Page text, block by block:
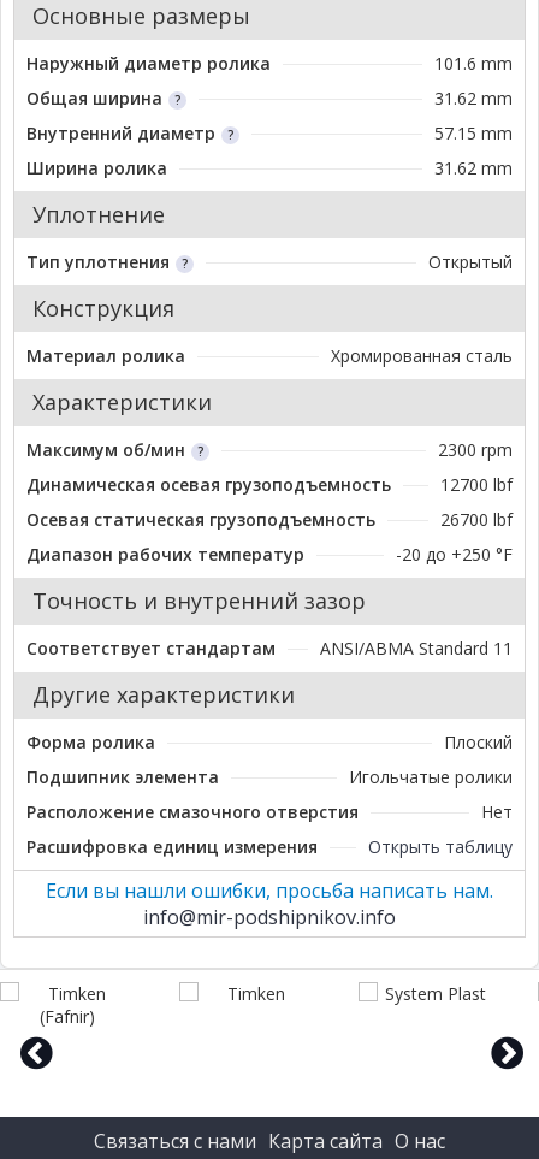
Основные размеры
Наружный диаметр ролика
101.6 mm
Общая ширина
31.62 mm
Внутренний диаметр
57.15 mm
Ширина ролика
31.62 mm
Уплотнение
Тип уплотнения Открытый
Конструкция
Материал ролика Хромированная сталь
Характеристики
Максимум об/мин
2300 rpm
Динамическая осевая грузоподъемность
12700 lbf
Осевая статическая грузоподъемность
26700 lbf
Диапазон рабочих температур
-20 до +250 °F
Точность и внутренний зазор
Соответствует стандартам ANSI/ABMA Standard 11
Другие характеристики
Форма ролика
Плоский
Подшипник элемента
Игольчатые ролики
Расположение смазочного отверстия
Нет
Расшифровка единиц измерения
Открыть таблицу
Если вы нашли ошибки, просьба написать нам.
info@mir-podshipnikov.info
Связаться с нами Карта сайта О нас